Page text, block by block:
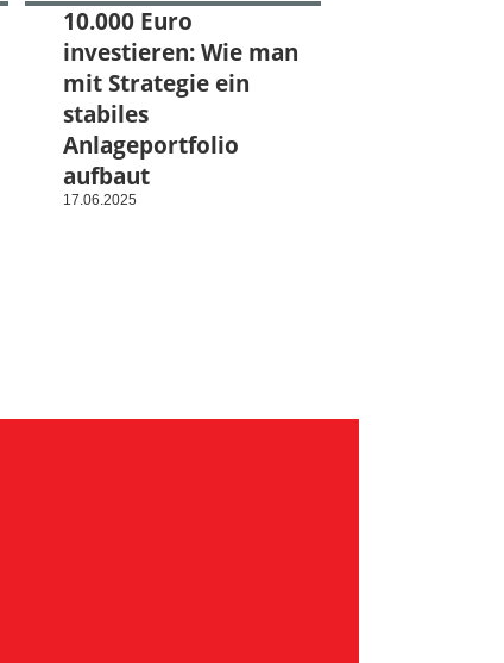
10.000 Euro
investieren: Wie man
mit Strategie ein
stabiles
Anlageportfolio
aufbaut
17.06.2025